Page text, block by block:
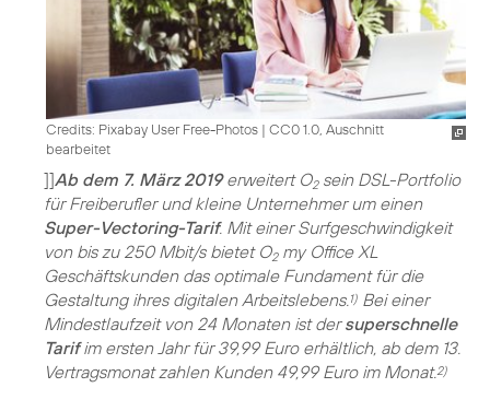
Credits: Pixabay User Free-Photos | CC0 1.0, Auschnitt
bearbeitet
]]Ab dem 7. März 2019erweitert O2sein DSL-Portfolio
für Freiberufler und kleine Unternehmer um einen
Super-Vectoring-Tarif. Mit einer Surfgeschwindigkeit
von bis zu 250 Mbit/s bietet O2my Office XL
Geschäftskunden das optimale Fundament für die
Gestaltung ihres digitalen Arbeitslebens. 1) Bei einer
Mindestlaufzeit von 24 Monaten ist dersuperschnelle
Tarifim ersten Jahr für 39,99 Euro erhältlich, ab dem 13.
Vertragsmonat zahlen Kunden 49,99 Euro im Monat.2)